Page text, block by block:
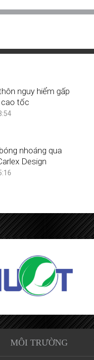
nguy hiểm gấp
cao tốc
nhoáng qua
Design
MÔI TRƯỜNG